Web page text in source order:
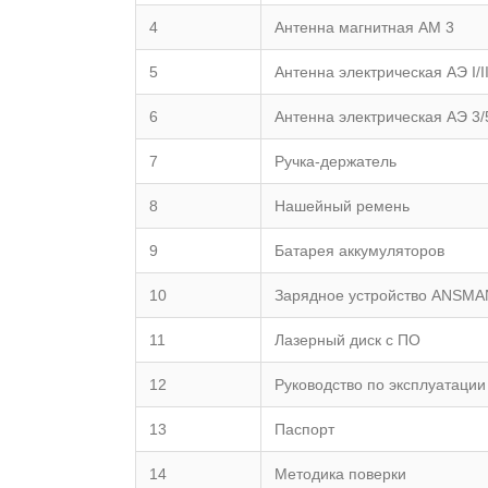
4 Антенна магнитная АМ 3
5 Антенна электрическая АЭ I/II
6 Антенна электрическая АЭ
7 Ручка-держатель
8 Нашейный ремень
9 Батарея аккумуляторов
10 Зарядное устройство
11 Лазерный диск с ПО
12 Руководство по эксплуатации
13 Паспорт
14 Методика поверки